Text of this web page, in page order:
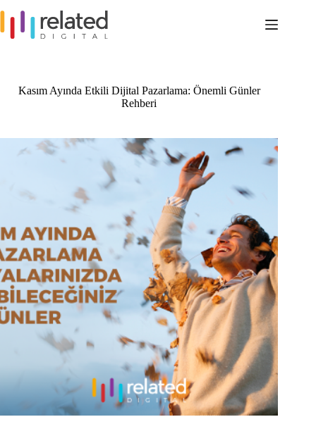
content
Kasım Ayında Etkili Dijital Pazarlama: Önemli Günler
Rehberi